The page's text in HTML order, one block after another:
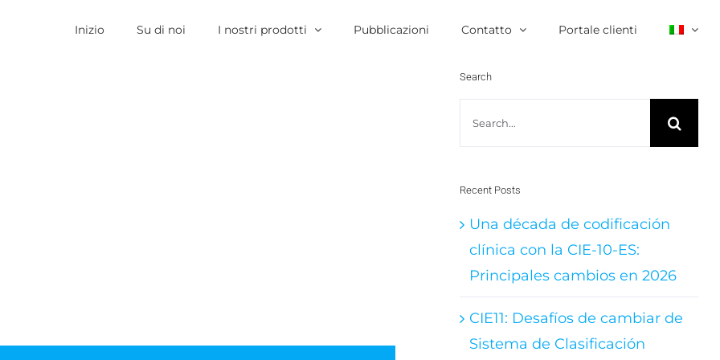
Inizio Su di noi I nostri prodotti Pubblicazioni Contatto Portale clienti
Search
Recent Posts
Una década de codificación
clínica con la CIE-10-ES:
Principales cambios en 2026
CIE11: Desafíos de cambiar de
Sistema de Clasificación